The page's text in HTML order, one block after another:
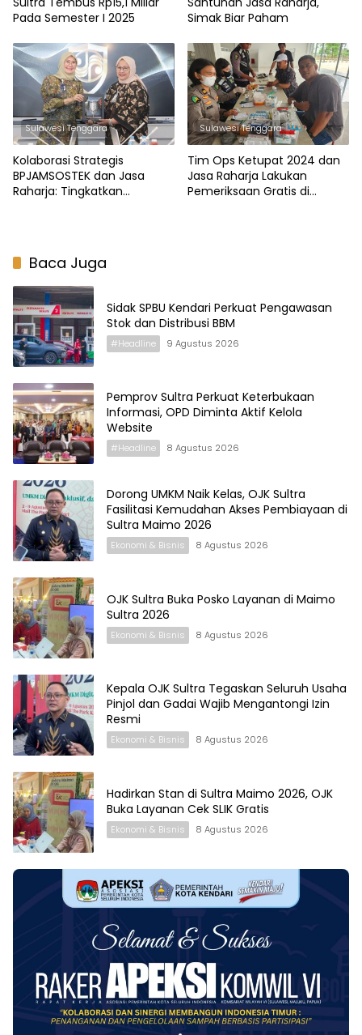
Pada Semester I 2025
Simak Biar Paham
Sulawesi Tenggara
Kolaborasi Strategis
BPJAMSOSTEK dan Jasa
Raharja: Tingkatkan
Sulawesi Tenggara
Tim Ops Ketupat 2024 dan
Jasa Raharja Lakukan
Pemeriksaan Gratis di
Baca Juga
Sidak SPBU Kendari Perkuat Pengawasan
Stok dan Distribusi BBM
#Headline 9 Agustus 2026
Pemprov Sultra Perkuat Keterbukaan
Informasi, OPD Diminta Aktif Kelola
Website
#Headline 8 Agustus 2026
Dorong UMKM Naik Kelas, OJK Sultra
Fasilitasi Kemudahan Akses Pembiayaan di
Sultra Maimo 2026
Ekonomi & Bisnis 8 Agustus 2026
OJK Sultra Buka Posko Layanan di Maimo
Sultra 2026
Ekonomi & Bisnis 8 Agustus 2026
Kepala OJK Sultra Tegaskan Seluruh Usaha
Pinjol dan Gadai Wajib Mengantongi Izin
Resmi
Ekonomi & Bisnis 8 Agustus 2026
Hadirkan Stan di Sultra Maimo 2026, OJK
Buka Layanan Cek SLIK Gratis
Ekonomi & Bisnis 8 Agustus 2026